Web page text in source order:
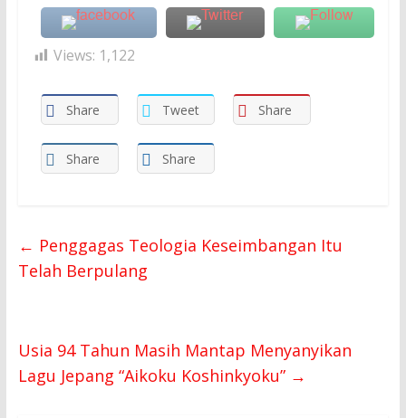
Views: 1,122
Share Tweet Share
Share Share
← Penggagas Teologia Keseimbangan Itu
Telah Berpulang
Usia 94 Tahun Masih Mantap Menyanyikan
Lagu Jepang “Aikoku Koshinkyoku” →